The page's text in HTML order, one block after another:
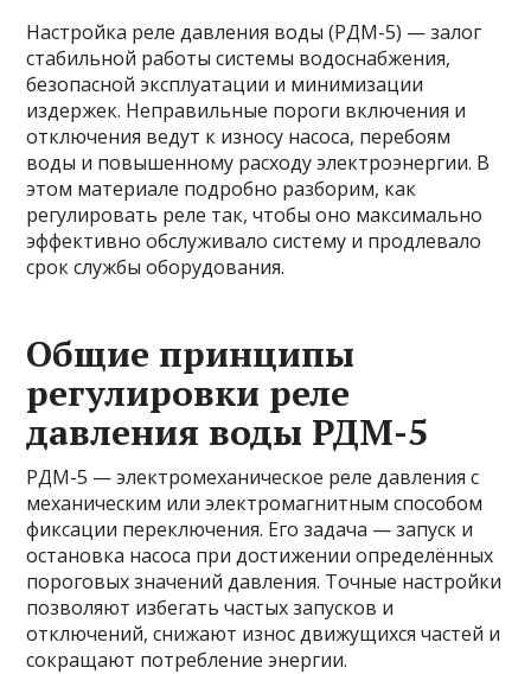
Настройка реле давления воды (РДМ-5) — залог
стабильной работы системы водоснабжения,
безопасной эксплуатации и минимизации
издержек. Неправильные пороги включения и
отключения ведут к износу насоса, перебоям
воды и повышенному расходу электроэнергии. В
этом материале подробно разборим, как
регулировать реле так, чтобы оно максимально
эффективно обслуживало систему и продлевало
срок службы оборудования.
Общие принципы
регулировки реле
давления воды РДМ-5
РДМ-5 — электромеханическое реле давления с
механическим или электромагнитным способом
фиксации переключения. Его задача — запуск и
остановка насоса при достижении определённых
пороговых значений давления. Точные настройки
позволяют избегать частых запусков и
отключений, снижают износ движущихся частей и
сокращают потребление энергии.